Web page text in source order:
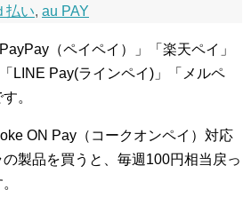
払い, au PAY
（ペイペイ）」「楽天ペイ」
LINE Pay(ラインペイ)」「メルペ
。
ON Pay（コークオンペイ）対応
製品を買うと、毎週100円相当戻っ